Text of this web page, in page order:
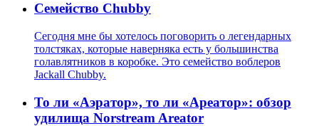
Семейство Chubby
Сегодня мне бы хотелось поговорить о легендарных
толстяках, которые наверняка есть у большинства
голавлятников в коробке. Это семейство воблеров
Jackall Chubby.
То ли «Аэратор», то ли «Ареатор»: обзор
удилища Norstream Areator